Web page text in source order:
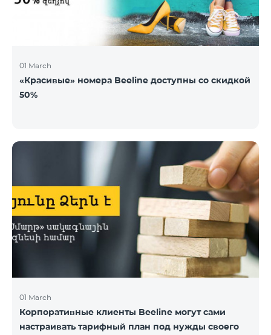
01 March
«Красивые» номера Beeline доступны со скидкой
50%
01 March
Корпоративные клиенты Beeline могут сами
настраивать тарифный план под нужды своего